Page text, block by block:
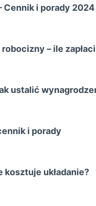
Cennik i porady 2024
– ile
ustalić
i porady
kosztuje układanie?